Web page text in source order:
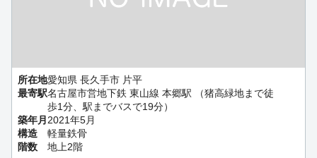
所在地愛知県 長久手市 片平
最寄駅名古屋市営地下鉄 東山線 本郷駅 （猪高緑地まで徒
歩1分、駅までバスで19分）
築年月 2021年5月
構造
軽量鉄骨
階数
地上2階